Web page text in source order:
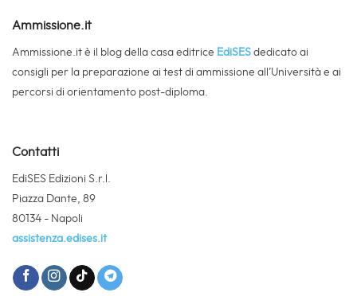
Ammissione.it
Ammissione.it è il blog della casa editrice EdiSES dedicato ai
consigli per la preparazione ai test di ammissione all’Università e ai
percorsi di orientamento post-diploma.
Contatti
EdiSES Edizioni S.r.l.
Piazza Dante, 89
80134 - Napoli
assistenza.edises.it